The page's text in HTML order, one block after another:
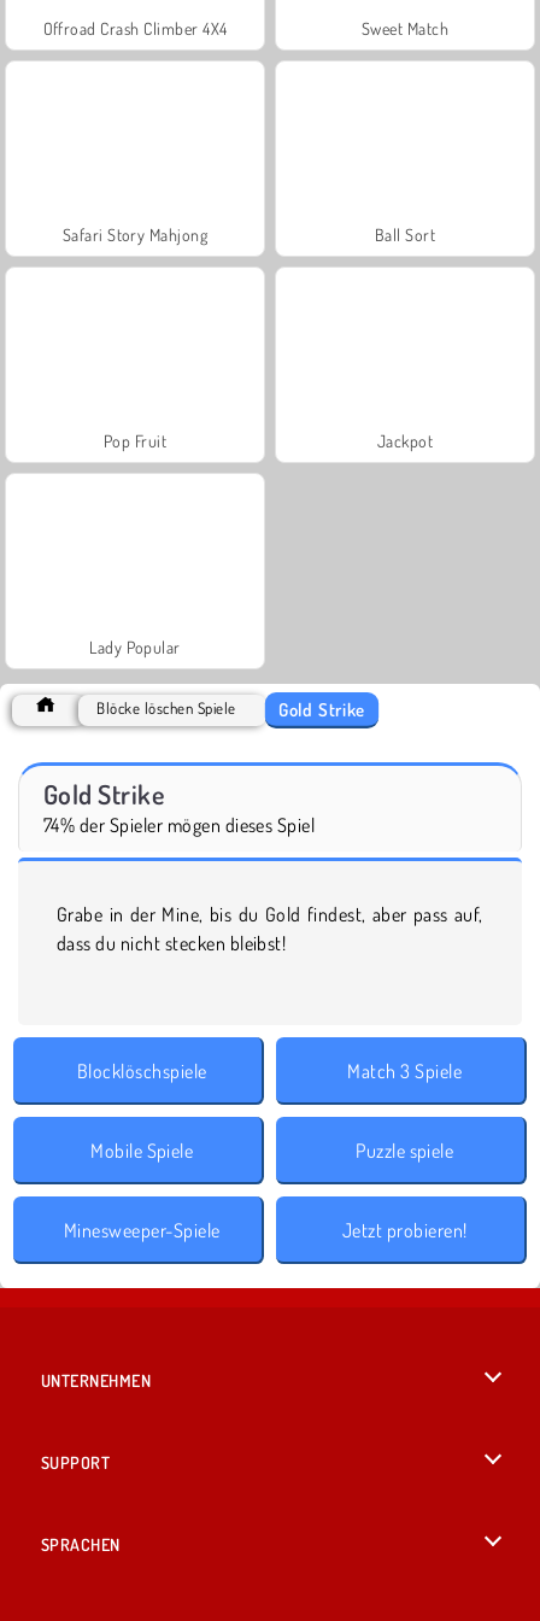
Offroad Crash Climber 4X4 Sweet Match
Safari Story Mahjong Ball Sort
Pop Fruit Jackpot
Lady Popular
Blöcke löschen Spiele Gold Strike
Gold Strike
74% der Spieler mögen dieses Spiel
Grabe in der Mine, bis du Gold findest, aber pass auf,
dass du nicht stecken bleibst!
Blocklöschspiele Match 3 Spiele
Mobile Spiele Puzzle spiele
Minesweeper-Spiele Jetzt probieren!
UNTERNEHMEN
SUPPORT
SPRACHEN